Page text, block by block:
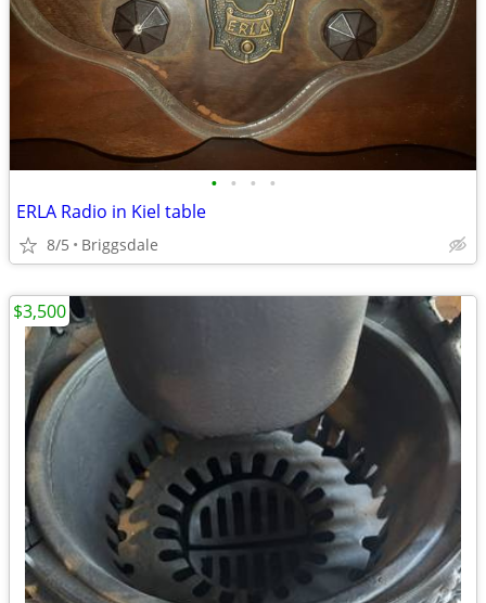
• • • •
ERLA Radio in Kiel table
8/5 Briggsdale
$3,500